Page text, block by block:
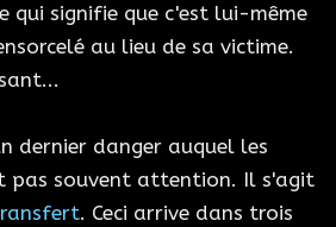
qui signifie que c'est lui-même
au lieu de sa victime.
dernier danger auquel les
pas souvent attention. Il s'agit
. Ceci arrive dans trois